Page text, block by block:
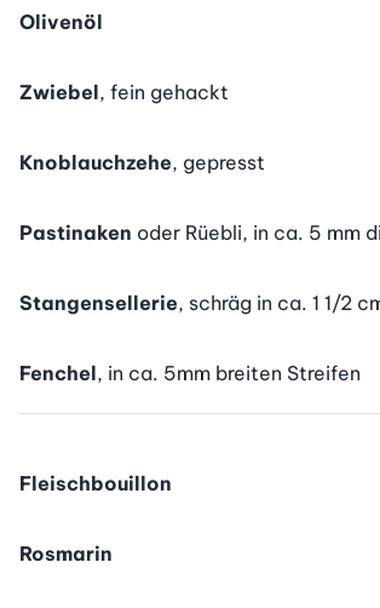
Olivenöl
Zwiebel, fein gehackt
Knoblauchzehe, gepresst
Pastinaken oder Rüebli, in ca. 5 mm
Stangensellerie, schräg in ca. 1 1/2
Fenchel, in ca. 5mm breiten Streifen
Fleischbouillon
Rosmarin